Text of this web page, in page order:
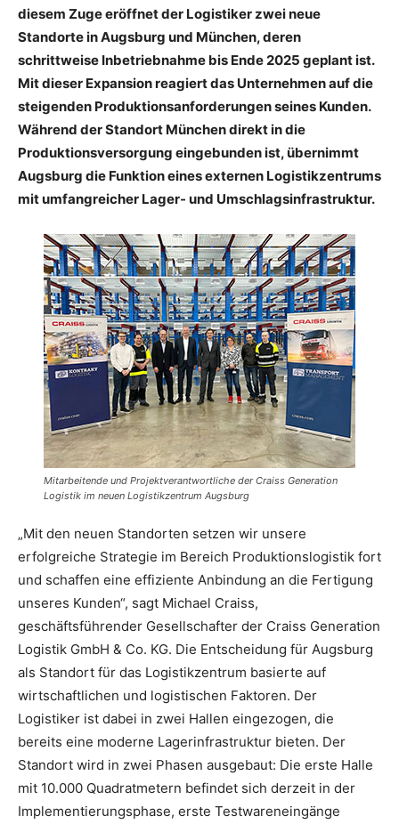
diesem Zuge eröffnet der Logistiker zwei neue
Standorte in Augsburg und München, deren
schrittweise Inbetriebnahme bis Ende 2025 geplant ist.
Mit dieser Expansion reagiert das Unternehmen auf die
steigenden Produktionsanforderungen seines Kunden.
Während der Standort München direkt in die
Produktionsversorgung eingebunden ist, übernimmt
Augsburg die Funktion eines externen Logistikzentrums
mit umfangreicher Lager- und Umschlagsinfrastruktur.
Mitarbeitende und Projektverantwortliche der Craiss Generation
Logistik im neuen Logistikzentrum Augsburg
„Mit den neuen Standorten setzen wir unsere
erfolgreiche Strategie im Bereich Produktionslogistik fort
und schaffen eine effiziente Anbindung an die Fertigung
unseres Kunden“, sagt Michael Craiss,
geschäftsführender Gesellschafter der Craiss Generation
Logistik GmbH & Co. KG. Die Entscheidung für Augsburg
als Standort für das Logistikzentrum basierte auf
wirtschaftlichen und logistischen Faktoren. Der
Logistiker ist dabei in zwei Hallen eingezogen, die
bereits eine moderne Lagerinfrastruktur bieten. Der
Standort wird in zwei Phasen ausgebaut: Die erste Halle
mit 10.000 Quadratmetern befindet sich derzeit in der
Implementierungsphase, erste Testwareneingänge